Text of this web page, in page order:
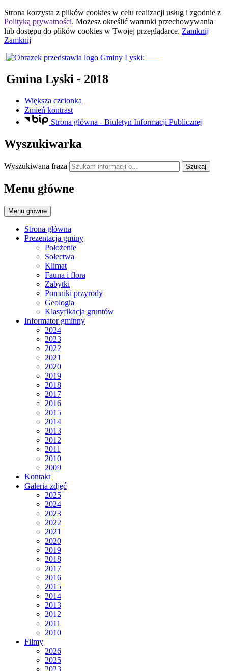
Strona korzysta z plików cookies w celu realizacji usług i zgodnie z
Polityką prywatności. Możesz określić warunki przechowywania
lub dostępu do plików cookies w Twojej przeglądarce. Zamknij
Zamknij
Gmina Lyski - 2018
Większa czcionka
Zmień kontrast
Strona główna - Biuletyn Informacji Publicznej
Wyszukiwarka
Wyszukiwana fraza Szukaj
Menu główne
Menu główne
Strona główna
Prezentacja gminy
Położenie
Sołectwa
Klimat
Fauna i flora
Zabytki
Pomniki przyrody
Geologia
Klasyfikacja gruntów
Informator gminny
2024
2023
2022
2021
2020
2019
2018
2017
2016
2015
2014
2013
2012
2011
2010
2009
Kontakt
Galeria zdjęć
2025
2024
2023
2022
2021
2020
2019
2018
2017
2016
2015
2014
2013
2012
2011
2010
Filmy
2026
2025
2023